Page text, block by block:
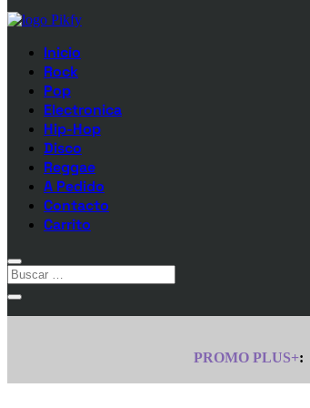
Inicio
Rock
Pop
Electronica
Hip-Hop
Disco
Reggae
A Pedido
Contacto
Carrito
PROMO PLUS+: